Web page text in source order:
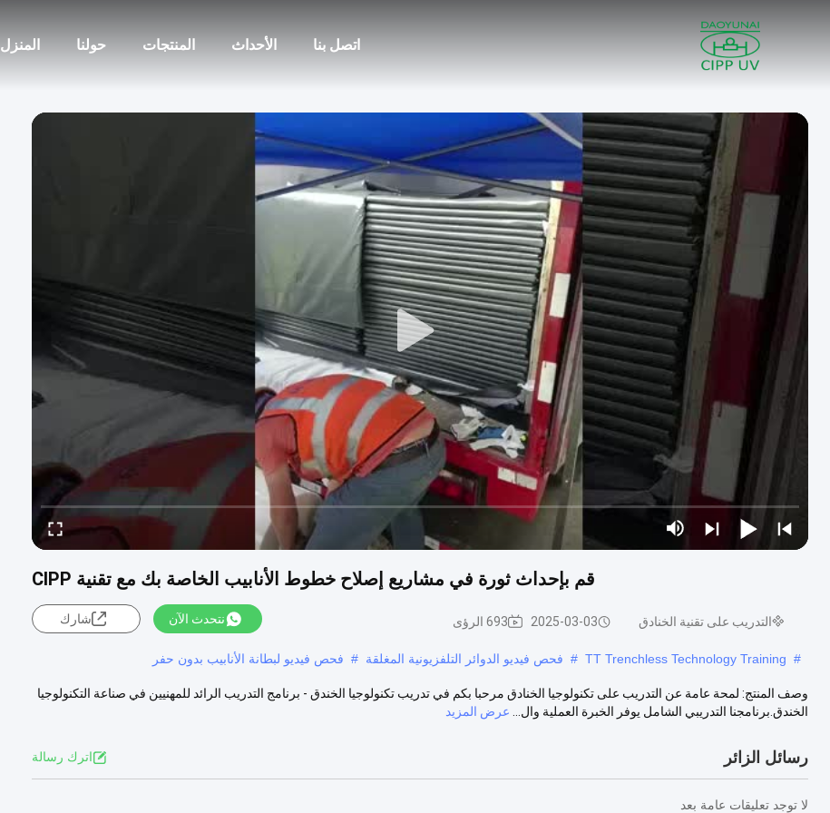
المنزل حولنا المنتجات الأحداث اتصل بنا
قم بإحداث ثورة في مشاريع إصلاح خطوط الأنابيب الخاصة بك مع تقنية CIPP
التدريب على تقنية الخنادق 2025-03-03 693 الرؤى نتحدث الآن شارك
#
TT Trenchless Technology Training
# فحص فيديو الدوائر التلفزيونية المغلقة # فحص فيديو لبطانة الأنابيب بدون حفر
وصف المنتج: لمحة عامة عن التدريب على تكنولوجيا الخنادق مرحبا بكم في تدريب تكنولوجيا الخندق - برنامج التدريب الرائد للمهنيين في صناعة التكنولوجيا
الخندق.برنامجنا التدريبي الشامل يوفر الخبرة العملية وال...
عرض المزيد
رسائل الزائر اترك رسالة
لا توجد تعليقات عامة بعد